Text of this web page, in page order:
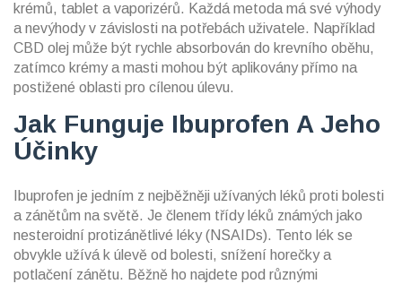
krémů, tablet a vaporizérů. Každá metoda má své výhody
a nevýhody v závislosti na potřebách uživatele. Například
CBD olej může být rychle absorbován do krevního oběhu,
zatímco krémy a masti mohou být aplikovány přímo na
postižené oblasti pro cílenou úlevu.
Jak Funguje Ibuprofen A Jeho
Účinky
Ibuprofen je jedním z nejběžněji užívaných léků proti bolesti
a zánětům na světě. Je členem třídy léků známých jako
nesteroidní protizánětlivé léky (NSAIDs). Tento lék se
obvykle užívá k úlevě od bolesti, snížení horečky a
potlačení zánětu. Běžně ho najdete pod různými